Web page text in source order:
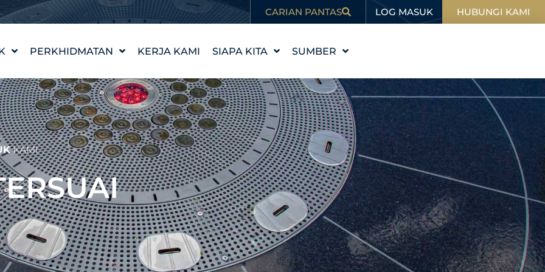
CARIAN PANTAS LOG MASUK HUBUNGI KAMI
PERKHIDMATAN
REKA BENTUK CIRI AIR
WATERLAB™
PRODUK DAN
SOKONGAN TEKNIKAL
KERJA KAMI SIAPA KITA
KISAH KAMI
NILAI KAMI
TEMUI PASUKAN
KERJAYA
SUMBER
PENDIDIKAN
BLOG
DALAM BERITA
KAMI